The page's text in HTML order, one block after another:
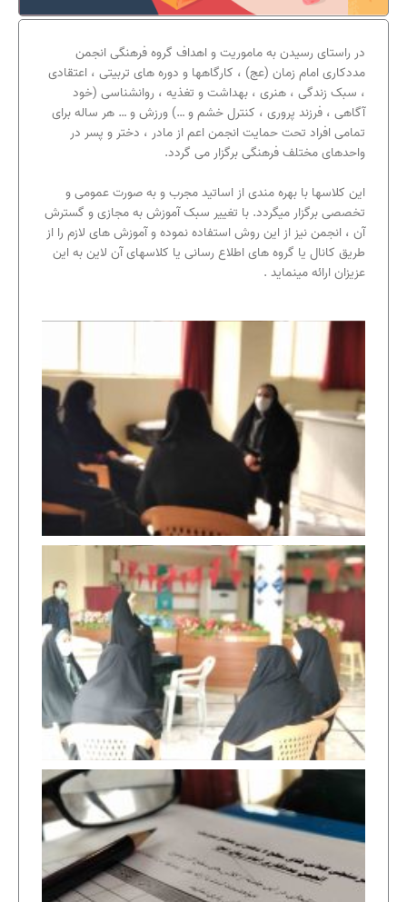
در راستای رسیدن به ماموریت و اهداف گروه فرهنگی انجمن
مددکاری امام زمان (عج) ، کارگاهها و دوره های تربیتی ، اعتقادی
، سبک زندگی ، هنری ، بهداشت و تغذیه ، روانشناسی (خود
آگاهی ، فرزند پروری ، کنترل خشم و …) ورزش و … هر ساله برای
تمامی افراد تحت حمایت انجمن اعم از مادر ، دختر و پسر در
واحدهای مختلف فرهنگی برگزار می گردد.
این کلاسها با بهره مندی از اساتید مجرب و به صورت عمومی و
تخصصی برگزار میگردد. با تغییر سبک آموزش به مجازی و گسترش
آن ، انجمن نیز از این روش استفاده نموده و آموزش های لازم را از
طریق کانال یا گروه های اطلاع رسانی یا کلاسهای آن لاین به این
عزیزان ارائه مینماید .